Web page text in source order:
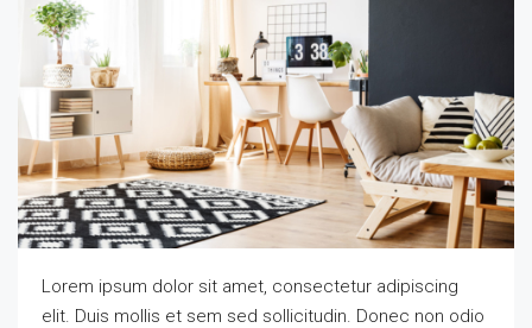
Lorem ipsum dolor sit amet, consectetur adipiscing
elit. Duis mollis et sem sed sollicitudin. Donec non odio